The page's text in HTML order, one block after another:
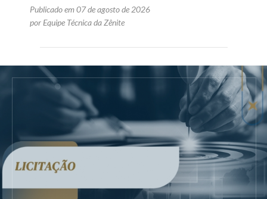
Publicado em 07 de agosto de 2026
por Equipe Técnica da Zênite